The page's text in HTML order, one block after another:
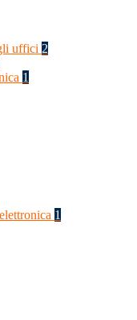
uffici 2
1
1